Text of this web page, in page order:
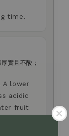
time.
實且不酸；
A lower
acidic
fruit